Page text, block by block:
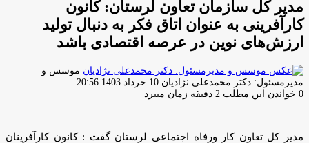
مدیر کل سازمان تعاون لرستان: کانون
کارآفرینی به عنوان اتاق فکر به دنبال تولید
ارزش‌های نوین در عرصه اقتصادی باشد
موسس و
مدیرمسئول: دکتر محمدعلی نژادیان ارسال
ایمیل
10 خرداد 1403 20:56
0 خواندن این مطلب 2 دقیقه زمان میبرد
مدیر کل تعاون کار ورفاه اجتماعی لرستان گفت : کانون کارآفرینان